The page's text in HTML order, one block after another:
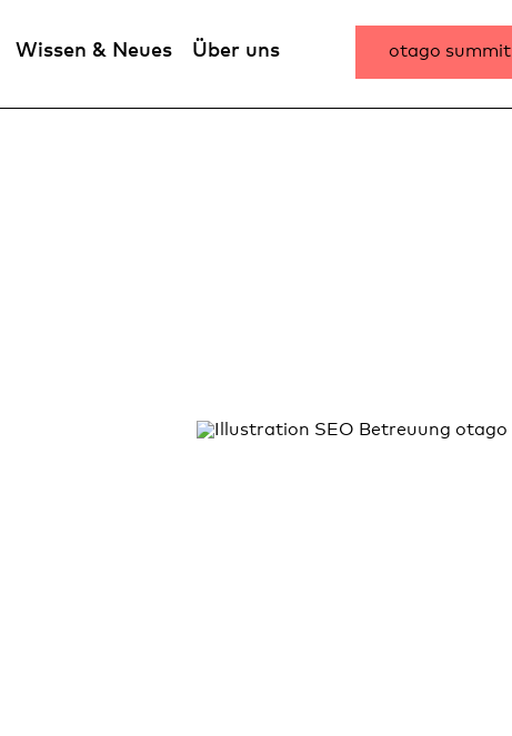
Wissen & Neues Über uns otago summit